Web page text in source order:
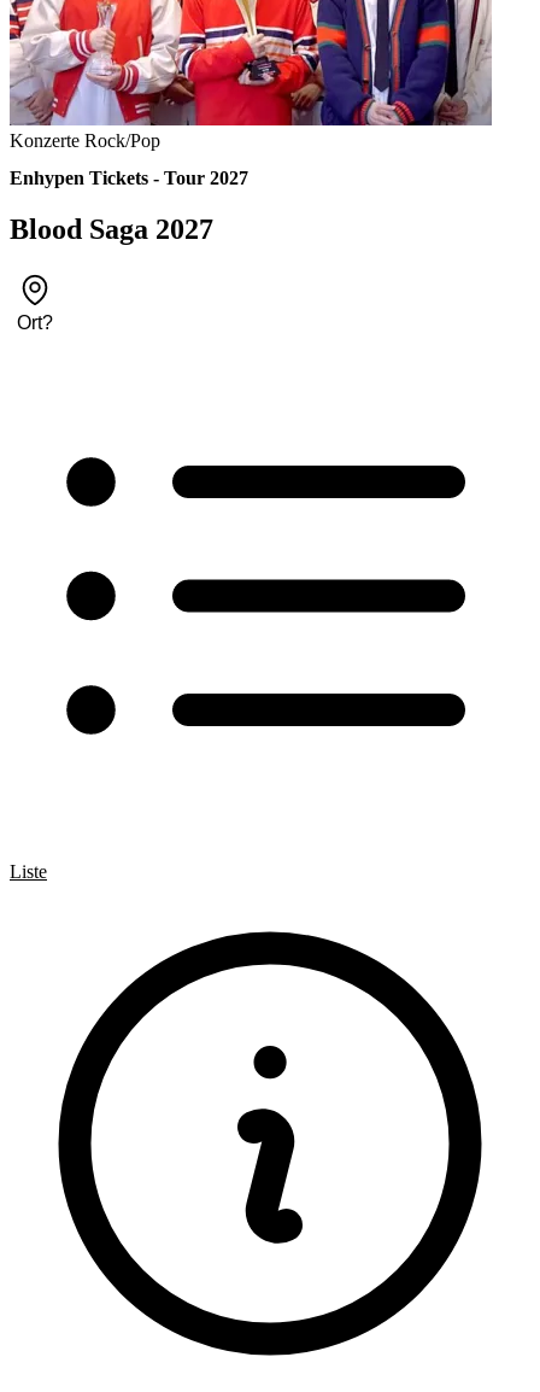
Konzerte Rock/Pop
Enhypen Tickets - Tour 2027
Blood Saga 2027
Ort?
Liste